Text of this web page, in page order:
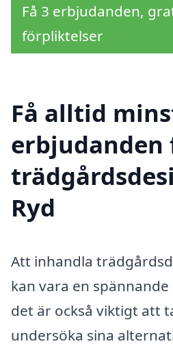
Få 3 erbjudanden,
förpliktelser
Få alltid
erbjudanden
Ryd
Att inhandla
kan vara en
det är också viktigt att
undersöka sina